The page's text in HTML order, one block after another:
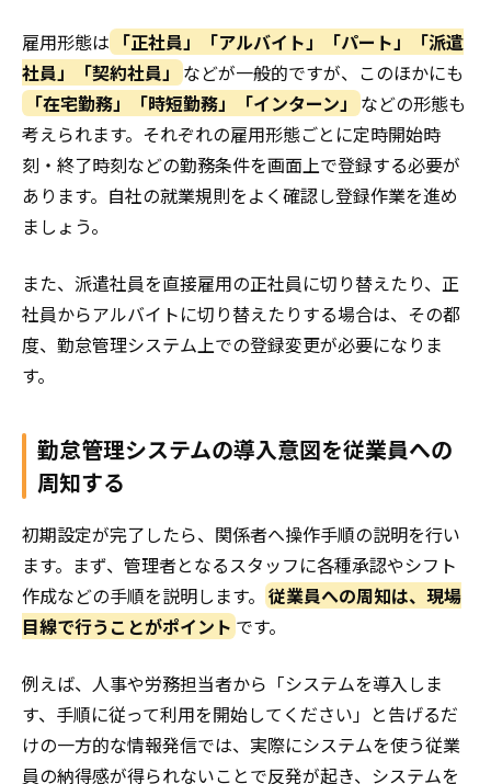
雇用形態は 「正社員」「アルバイト」「パート」「派遣
社員」「契約社員」 などが一般的ですが、このほかにも
「在宅勤務」「時短勤務」「インターン」 などの形態も
考えられます。それぞれの雇用形態ごとに定時開始時
刻・終了時刻などの勤務条件を画面上で登録する必要が
あります。自社の就業規則をよく確認し登録作業を進め
ましょう。
また、派遣社員を直接雇用の正社員に切り替えたり、正
社員からアルバイトに切り替えたりする場合は、その都
度、勤怠管理システム上での登録変更が必要になりま
す。
勤怠管理システムの導入意図を従業員への
周知する
初期設定が完了したら、関係者へ操作手順の説明を行い
ます。まず、管理者となるスタッフに各種承認やシフト
作成などの手順を説明します。 従業員への周知は、現場
目線で行うことがポイント です。
例えば、人事や労務担当者から「システムを導入しま
す、手順に従って利用を開始してください」と告げるだ
けの一方的な情報発信では、実際にシステムを使う従業
員の納得感が得られないことで反発が起き、システムを